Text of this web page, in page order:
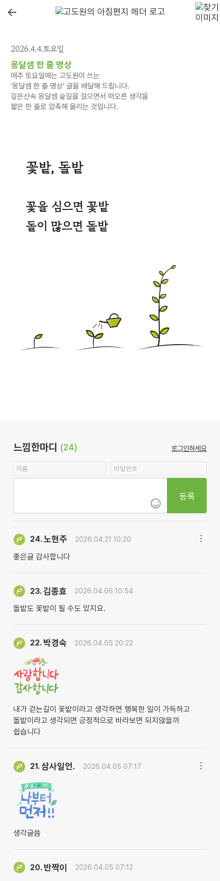
←
2026.4.4.토요일
옹달샘 한 줄 명상
매주 토요일에는 고도원이 쓰는
‘옹달샘 한 줄 명상’ 글을 배달해 드립니다.
깊은산속 옹달샘 숲길을 걸으면서 떠오른 생각을
짧은 한 줄로 압축해 올리는 것입니다.
꽃밭, 돌밭
꽃을 심으면 꽃밭
돌이 많으면 돌밭
느낌한마디 (24) 로그인하세요
등록
24.노현주 2026.04.21 10:20
좋은글 감사합니다
23.김종효 2026.04.06 10:54
돌밭도 꽃밭이 될 수도 있지요.
22. 박경숙 2026.04.05 20:22
내가 걷는길이 꽃밭이라고 생각하면 행복한 일이 가득하고
돌밭이라고 생각되면 긍정적으로 바라보면 되지않을까
쉽습니다
21.삼사일언. 2026.04.05 07:17
생각글씀
20. 반짝이 2026.04.05 07:12